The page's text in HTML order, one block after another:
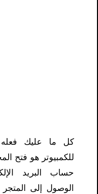
كل ما عليك
للكمبيوتر هو فتح
حساب البريد
الوصول إلى المتجر